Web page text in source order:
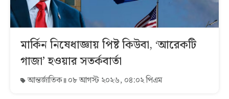
মার্কিন নিষেধাজ্ঞায় পিষ্ট কিউবা, ‘আরেকটি
গাজা’ হওয়ার সতর্কবার্তা
আন্তর্জাতিক ০৮ আগস্ট ২০২৬, ০৪:০২ পিএম